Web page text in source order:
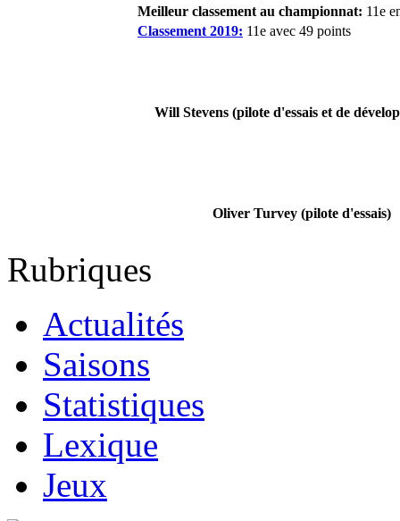
Meilleur classement au championnat: 11e
Classement 2019: 11e avec 49 points
Will Stevens (pilote d'essais et de
Oliver Turvey (pilote d'essais)
Rubriques
Actualités
Saisons
Statistiques
Lexique
Jeux